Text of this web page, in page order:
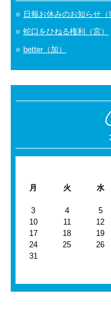
日報お休みのお知らせ（
蛇口をひねる権利（宮）
better（加）
月
火 水
3
4 5
10
11 12
17
18 19
24
25 26
31